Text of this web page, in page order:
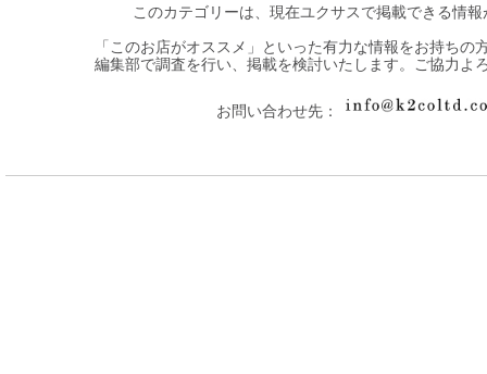
このカテゴリーは、現在ユクサスで掲載できる情
「このお店がオススメ」といった有力な情報をお持ちの
編集部で調査を行い、掲載を検討いたします。ご協力よ
お問い合わせ先：